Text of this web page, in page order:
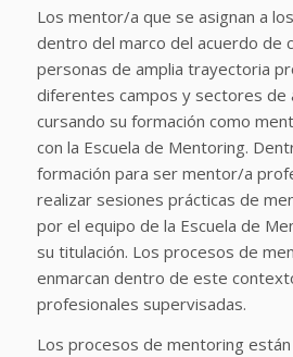
Los mentor/a que se asignan a
dentro del marco del acuerdo de
personas de amplia trayectoria
diferentes campos y sectores de
cursando su formación como
con la Escuela de Mentoring.
formación para ser mentor/a
realizar sesiones prácticas de
por el equipo de la Escuela de
su titulación. Los procesos de
enmarcan dentro de este
profesionales supervisadas.
Los procesos de mentoring